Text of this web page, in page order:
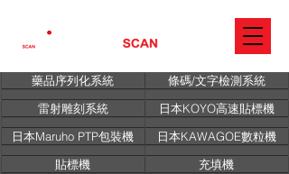
藥品序列化系統
雷射雕刻系統
日本Maruho PTP包裝機
貼標機
條碼/文字檢測系統
日本KOYO高速貼標機
日本KAWAGOE數粒機
充填機